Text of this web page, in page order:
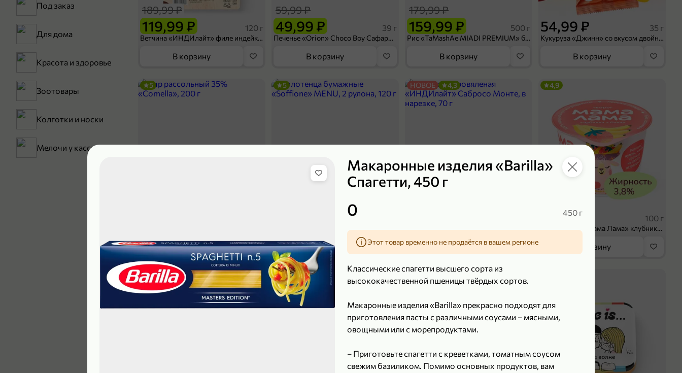
Макаронные изделия «Barilla»
Спагетти, 450 г
0 450 г
Этот товар временно не продаётся в вашем регионе
Классические спагетти высшего сорта из
высококачественной пшеницы твёрдых сортов.
Макаронные изделия «Barilla» прекрасно подходят для
приготовления пасты с различными соусами – мясными,
овощными или с морепродуктами.
– Приготовьте спагетти с креветками, томатным соусом
свежим базиликом. Помимо основных продуктов, вам
Под заказ
Для дома
Красота и здоровье
Зоотовары
Колготки и носки
Мелочи у кассы
119,99 ₽
189,99 ₽
120 г
Ветчина «ИНДИлайт» филе индейки Мраморное, в нарезке, 120 г
В корзину
49,99 ₽
59,99 ₽
39 г
Печенье «Orion» Choco Boy Сафари кокос, 39 г
В корзину
159,99 ₽
179,99 ₽
500 г
Рис «TaMashAe MIADI PREMIUM» басмати пропаренный, 500 г
В корзину
54,99 ₽ 35 г
Кукуруза «Джинн» со вкусом двойного сыра и чили, 35 г
В корзину
5
В корзину
Полотенца бумажные «Soffione» MENU, 2 рулона, 120 г
5
В корзину
Колбаса сыровяленая «ИНДИлайт» Сабросо Монте, в нарезке, 70 г
НОВОЕ 4,3
В корзину
39,99 ₽ 100 г
Творог 3.8% «Мама Лама» клубника-банан, 100 г
4,9
В корзину
5 4,9